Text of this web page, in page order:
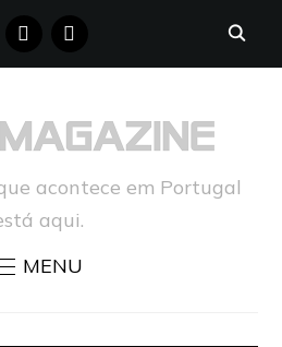
PINTERESTTUMBLR
acontece em Portugal
aqui.
MENU